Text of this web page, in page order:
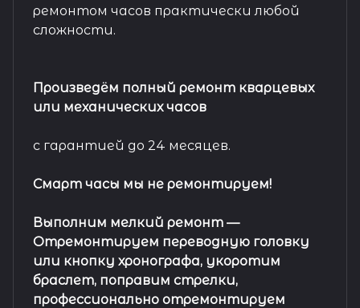
ремонтом часов практически любой
сложности.
Произведём полный ремонт кварцевых
или механических часов
с гарантией до 24 месяцев.
Смарт часы мы не ремонтируем!
Выполним мелкий ремонт —
Отремонтируем переводную головку
или кнопку хронографа, укоротим
браслет, поправим стрелки,
профессионально отремонтируем